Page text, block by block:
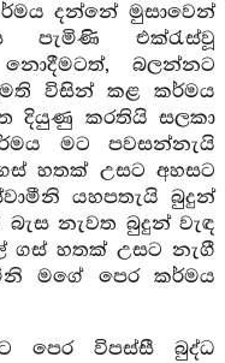
දන්නේ මුසාවෙන්
පැමිණි එක්රැස්වූ
නොදීමටත්, බලන්නට
විසින් කළ කර්මය
දියුණු කරතියි සලකා
මට පවසන්නැයි
හතක් උසට අහසට
යහපතැයි බුදුන්
නැවත බුදුන් වැඳ
ගස් හතක් උසට නැගී
මගේ පෙර කර්මය
පෙර විපස්සී බුද්ධ